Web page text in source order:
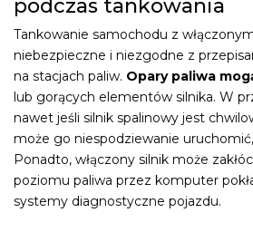
podczas tankowania
Tankowanie samochodu z włączonym silnikiem jest
niebezpieczne i niezgodne z
na stacjach paliw. Opary paliwa
lub gorących elementów silnika. W
nawet jeśli silnik spalinowy jest
może go niespodziewanie
Ponadto, włączony silnik może
poziomu paliwa przez komputer
systemy diagnostyczne pojazdu.